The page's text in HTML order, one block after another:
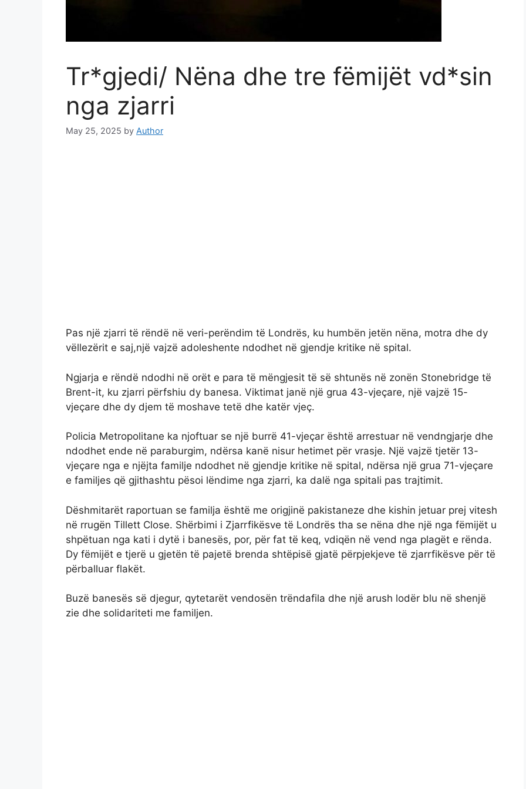
Tr*gjedi/ Nëna dhe tre fëmijët vd*sin
nga zjarri
May 25, 2025 by Author
Pas një zjarri të rëndë në veri-perëndim të Londrës, ku humbën jetën nëna, motra dhe dy
vëllezërit e saj,një vajzë adoleshente ndodhet në gjendje kritike në spital.
Ngjarja e rëndë ndodhi në orët e para të mëngjesit të së shtunës në zonën Stonebridge të
Brent-it, ku zjarri përfshiu dy banesa. Viktimat janë një grua 43-vjeçare, një vajzë 15-
vjeçare dhe dy djem të moshave tetë dhe katër vjeç.
Policia Metropolitane ka njoftuar se një burrë 41-vjeçar është arrestuar në vendngjarje dhe
ndodhet ende në paraburgim, ndërsa kanë nisur hetimet për vrasje. Një vajzë tjetër 13-
vjeçare nga e njëjta familje ndodhet në gjendje kritike në spital, ndërsa një grua 71-vjeçare
e familjes që gjithashtu pësoi lëndime nga zjarri, ka dalë nga spitali pas trajtimit.
Dëshmitarët raportuan se familja është me origjinë pakistaneze dhe kishin jetuar prej vitesh
në rrugën Tillett Close. Shërbimi i Zjarrfikësve të Londrës tha se nëna dhe një nga fëmijët u
shpëtuan nga kati i dytë i banesës, por, për fat të keq, vdiqën në vend nga plagët e rënda.
Dy fëmijët e tjerë u gjetën të pajetë brenda shtëpisë gjatë përpjekjeve të zjarrfikësve për të
përballuar flakët.
Buzë banesës së djegur, qytetarët vendosën trëndafila dhe një arush lodër blu në shenjë
zie dhe solidariteti me familjen.